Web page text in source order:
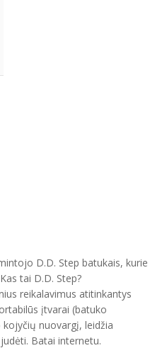
D.D. Step batukais, kurie
tai D.D. Step?
reikalavimus atitinkantys
įtvarai (batuko
nuovargį, leidžia
Batai internetu.